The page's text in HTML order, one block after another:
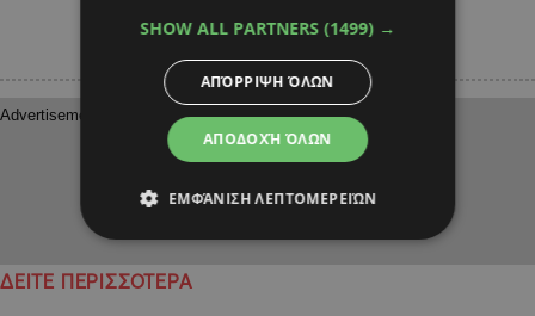
ΔΕΙΤΕ ΠΕΡΙΣΣΟΤΕΡΑ
SHOW ALL PARTNERS (1499) →
ΑΠΟΔΟΧΉ ΌΛΩΝ
ΑΠΌΡΡΙΨΗ ΌΛΩΝ
ΕΜΦΆΝΙΣΗ ΛΕΠΤΟΜΕΡΕΙΏΝ